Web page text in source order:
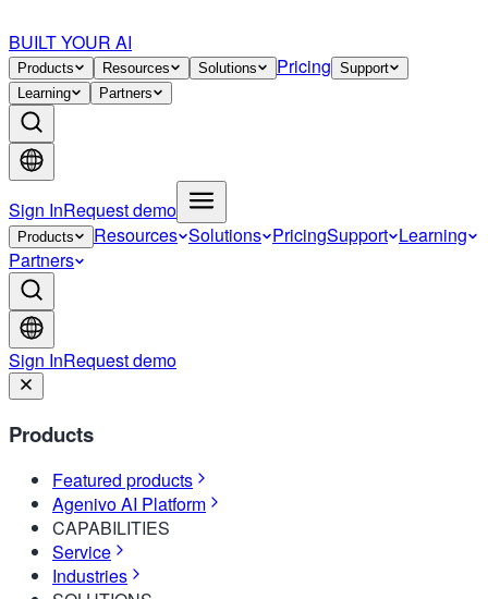
BUILT YOUR AI
Products Resources Solutions Pricing Support
Learning
Partners
Sign InRequest demo
Products Resources Solutions PricingSupport Learning
Partners
Sign InRequest demo
Products
Featured products
Agenivo AI Platform
CAPABILITIES
Service
Industries